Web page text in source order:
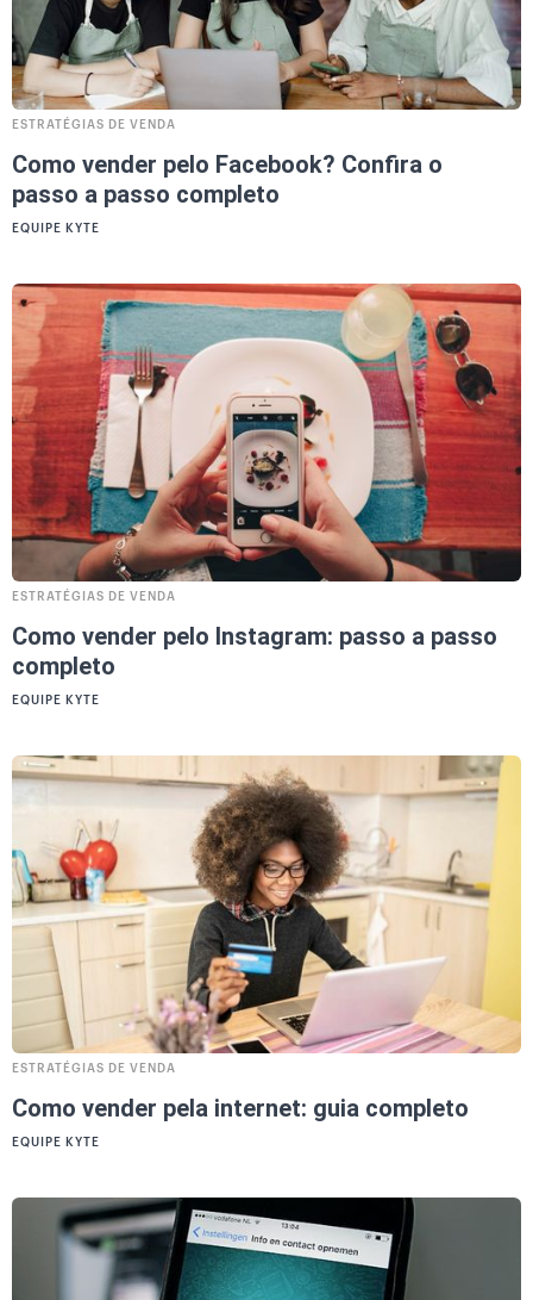
ESTRATÉGIAS DE VENDA
Como vender pelo Facebook? Confira o
passo a passo completo
EQUIPE KYTE
ESTRATÉGIAS DE VENDA
Como vender pelo Instagram: passo a passo
completo
EQUIPE KYTE
ESTRATÉGIAS DE VENDA
Como vender pela internet: guia completo
EQUIPE KYTE